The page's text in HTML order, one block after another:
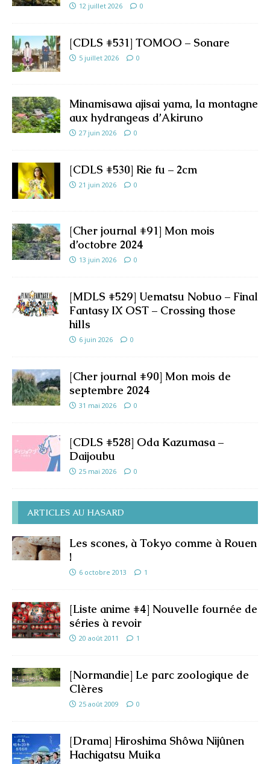
12 juillet 2026 0
[CDLS #531] TOMOO – Sonare
5 juillet 2026 0
Minamisawa ajisai yama, la montagne
aux hydrangeas d’Akiruno
27 juin 2026 0
[CDLS #530] Rie fu – 2cm
21 juin 2026 0
[Cher journal #91] Mon mois
d’octobre 2024
13 juin 2026 0
[MDLS #529] Uematsu Nobuo – Final
Fantasy IX OST – Crossing those
hills
6 juin 2026 0
[Cher journal #90] Mon mois de
septembre 2024
31 mai 2026 0
[CDLS #528] Oda Kazumasa –
Daijoubu
25 mai 2026 0
ARTICLES AU HASARD
Les scones, à Tokyo comme à Rouen
!
6 octobre 2013 1
[Liste anime #4] Nouvelle fournée de
séries à revoir
20 août 2011 1
[Normandie] Le parc zoologique de
Clères
25 août 2009 0
[Drama] Hiroshima Shôwa Nijûnen
Hachigatsu Muika